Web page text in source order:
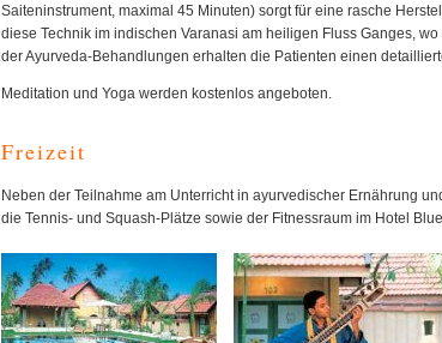
Saiteninstrument, maximal 45 Minuten) sorgt für eine rasche
diese Technik im indischen Varanasi am heiligen Fluss Ganges,
der Ayurveda-Behandlungen erhalten die Patienten einen
Meditation und Yoga werden kostenlos angeboten.
Freizeit
Neben der Teilnahme am Unterricht in ayurvedischer Ernährung
die Tennis- und Squash-Plätze sowie der Fitnessraum im Hotel